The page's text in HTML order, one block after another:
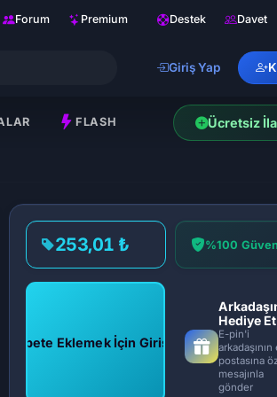
Forum Premium Destek Davet
Giriş Yap
FLASH Ücretsiz
253,01 ₺ %100
Sepete Eklemek İçin Giriş Yap
Hediye Et
E-pin'i
arkadaşının
postasına
mesajınla
gönder